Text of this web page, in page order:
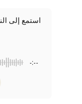
استمع إلى
-:--